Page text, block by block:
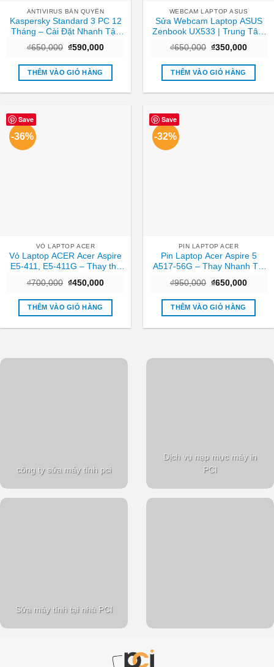
ANTIVIRUS BẢN QUYỀN
Kaspersky Standard 3 PC 12
Tháng – Cài Đặt Nhanh Tận
₫650,000 Giá
là:
₫650,000.
₫590,000Giá
tại
₫590,000.
THÊM VÀO GIỎ HÀNG
WEBCAM LAPTOP ASUS
Sửa Webcam Laptop ASUS
Zenbook UX533 | Trung Tâm
₫650,000 Giá
là:
₫650,000.
₫350,000Giá
tại
THÊM VÀO GIỎ HÀNG
Save
-36%
VỎ LAPTOP ACER
Vỏ Laptop ACER Acer Aspire
E5-411, E5-411G – Thay thế
₫700,000 Giá
là:
₫700,000.
₫450,000Giá
tại
₫450,000.
THÊM VÀO GIỎ HÀNG
Save
-32%
PIN LAPTOP ACER
Pin Laptop Acer Aspire 5
A517-56G – Thay Nhanh Tại
₫950,000 Giá
là:
₫950,000.
₫650,000Giá
tại
THÊM VÀO GIỎ HÀNG
công ty sửa máy tính pci
Dịch vụ nạp mực máy in
PCI
Sửa máy tính tại nhà PCI